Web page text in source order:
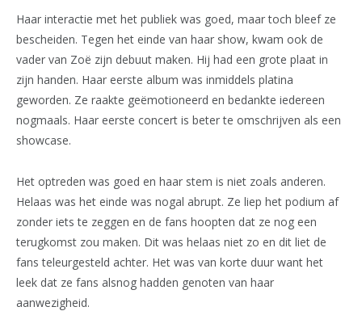
Haar interactie met het publiek was goed, maar toch bleef ze
bescheiden. Tegen het einde van haar show, kwam ook de
vader van Zoë zijn debuut maken. Hij had een grote plaat in
zijn handen. Haar eerste album was inmiddels platina
geworden. Ze raakte geëmotioneerd en bedankte iedereen
nogmaals. Haar eerste concert is beter te omschrijven als een
showcase.
Het optreden was goed en haar stem is niet zoals anderen.
Helaas was het einde was nogal abrupt. Ze liep het podium af
zonder iets te zeggen en de fans hoopten dat ze nog een
terugkomst zou maken. Dit was helaas niet zo en dit liet de
fans teleurgesteld achter. Het was van korte duur want het
leek dat ze fans alsnog hadden genoten van haar
aanwezigheid.